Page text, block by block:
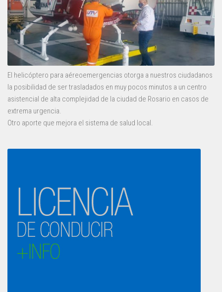
El helicóptero para aéreoemergencias otorga a nuestros ciudadanos
la posibilidad de ser trasladados en muy pocos minutos a un centro
asistencial de alta complejidad de la ciudad de Rosario en casos de
extrema urgencia.
Otro aporte que mejora el sistema de salud local.